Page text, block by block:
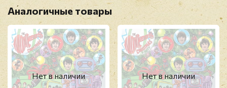
Аналогичные товары
Нет в наличии Нет в наличии